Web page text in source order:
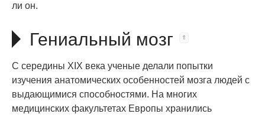
ли он.
Гениальный мозг
С середины XIX века ученые делали попытки
изучения анатомических особенностей мозга людей с
выдающимися способностями. На многих
медицинских факультетах Европы хранились